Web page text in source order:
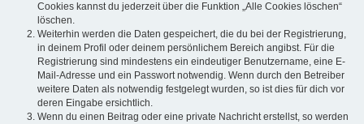
Cookies kannst du jederzeit über die Funktion „Alle Cookies löschen“
löschen.
Weiterhin werden die Daten gespeichert, die du bei der Registrierung,
in deinem Profil oder deinem persönlichem Bereich angibst. Für die
Registrierung sind mindestens ein eindeutiger Benutzername, eine E-
Mail-Adresse und ein Passwort notwendig. Wenn durch den Betreiber
weitere Daten als notwendig festgelegt wurden, so ist dies für dich vor
deren Eingabe ersichtlich.
Wenn du einen Beitrag oder eine private Nachricht erstellst, so werden